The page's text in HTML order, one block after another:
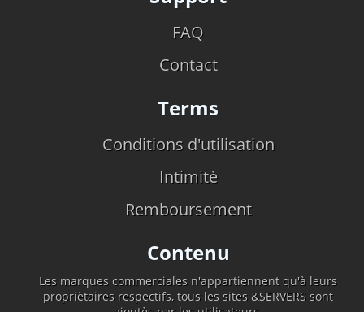
FAQ
Contact
Terms
Conditions d'utilisation
Intimitè
Remboursement
Contenu
Les marques commerciales n'appartiennent qu'à leurs
propriètaires respectifs, tous les sites &SERVERS sont